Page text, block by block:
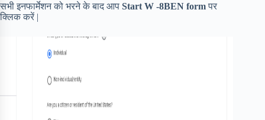
सभी इनफार्मेशन को भरने के बाद आप Start W -8BEN formपर
क्लिक करें |